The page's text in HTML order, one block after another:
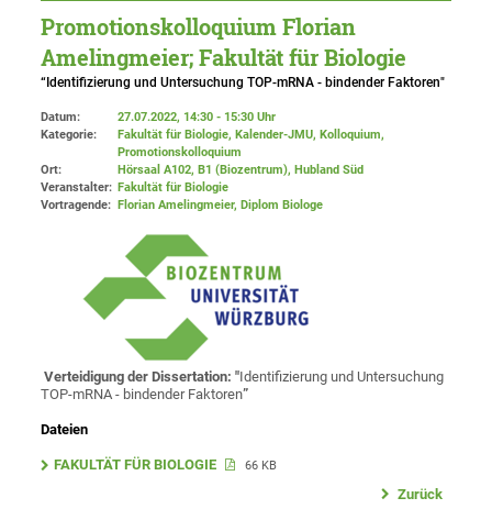
Promotionskolloquium Florian
Amelingmeier; Fakultät für Biologie
“Identifizierung und Untersuchung TOP-mRNA - bindender Faktoren"
Datum:
27.07.2022, 14:30 - 15:30 Uhr
Kategorie:
Fakultät für Biologie, Kalender-JMU, Kolloquium,
Promotionskolloquium
Ort:
Hörsaal A102, B1 (Biozentrum), Hubland Süd
Veranstalter: Fakultät für Biologie
Vortragende:
Florian Amelingmeier, Diplom Biologe
Verteidigung der Dissertation: "Identifizierung und Untersuchung
TOP-mRNA - bindender Faktoren”
Dateien
FAKULTÄT FÜR BIOLOGIE 66 KB
Zurück